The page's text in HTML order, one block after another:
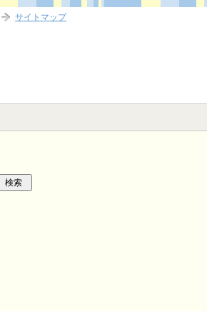
サイトマップ